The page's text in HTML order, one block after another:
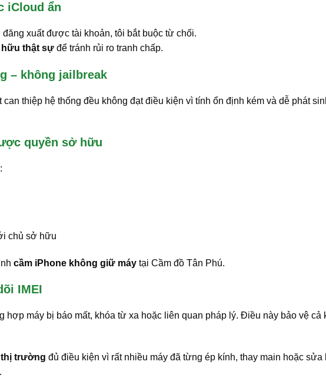
iCloud ẩn
xuất được tài khoản, tôi bắt buộc từ chối.
thật sự để tránh rủi ro tranh chấp.
– không jailbreak
thiệp hệ thống đều không đạt điều kiện vì tính ổn định kém và dễ phát
quyền sở hữu
chủ sở hữu
cầm iPhone không giữ máy tại Cầm đồ Tân Phú.
IMEI
hợp máy bị báo mất, khóa từ xa hoặc liên quan pháp lý. Điều này bảo vệ cả
thị trường đủ điều kiện vì rất nhiều máy đã từng ép kính, thay main hoặc sửa